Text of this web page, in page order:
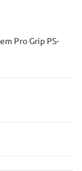
Pro Grip PS-